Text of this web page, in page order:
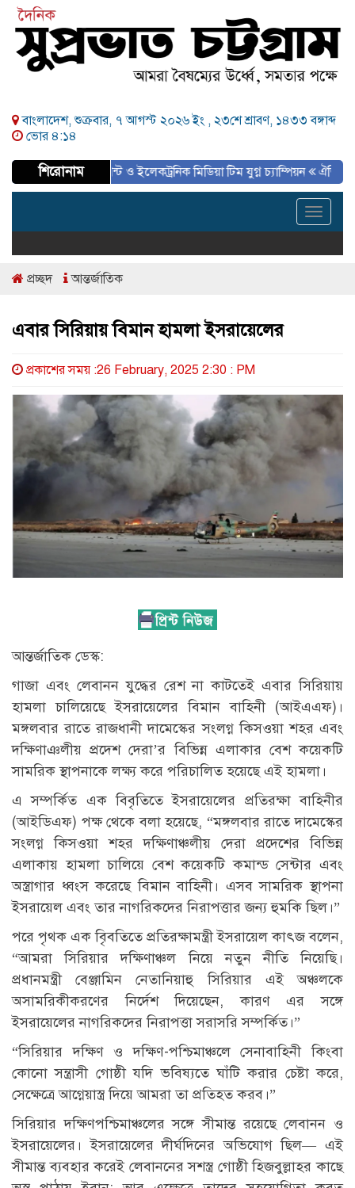
বাংলাদেশ, শুক্রবার, ৭ আগস্ট ২০২৬ ইং , ২৩শে শ্রাবণ, ১৪৩৩ বঙ্গাব্দ
ভোর ৪:১৪
শিরোনাম
সমাপ্ত, প্রিন্ট ও ইলেকট্রনিক মিডিয়া টিম যুগ্ন চ্যাম্পিয়ন ঐতিহাসিক ৫ই
Toggle
প্রচ্ছদ আন্তর্জাতিক
এবার সিরিয়ায় বিমান হামলা ইসরায়েলের
প্রকাশের সময় :26 February, 2025 2:30 : PM
আন্তর্জাতিক ডেস্ক:
গাজা এবং লেবানন যুদ্ধের রেশ না কাটতেই এবার সিরিয়ায়
হামলা চালিয়েছে ইসরায়েলের বিমান বাহিনী (আইএএফ)।
মঙ্গলবার রাতে রাজধানী দামেস্কের সংলগ্ন কিসওয়া শহর এবং
দক্ষিণাঞলীয় প্রদেশ দেরা’র বিভিন্ন এলাকার বেশ কয়েকটি
সামরিক স্থাপনাকে লক্ষ্য করে পরিচালিত হয়েছে এই হামলা।
এ সম্পর্কিত এক বিবৃতিতে ইসরায়েলের প্রতিরক্ষা বাহিনীর
(আইডিএফ) পক্ষ থেকে বলা হয়েছে, “মঙ্গলবার রাতে দামেস্কের
সংলগ্ন কিসওয়া শহর দক্ষিণাঞ্চলীয় দেরা প্রদেশের বিভিন্ন
এলাকায় হামলা চালিয়ে বেশ কয়েকটি কমান্ড সেন্টার এবং
অস্ত্রাগার ধ্বংস করেছে বিমান বাহিনী। এসব সামরিক স্থাপনা
ইসরায়েল এবং তার নাগরিকদের নিরাপত্তার জন্য হুমকি ছিল।”
পরে পৃথক এক বিৃবতিতে প্রতিরক্ষামন্ত্রী ইসরায়েল কাৎজ বলেন,
“আমরা সিরিয়ার দক্ষিণাঞ্চল নিয়ে নতুন নীতি নিয়েছি।
প্রধানমন্ত্রী বেঞ্জামিন নেতানিয়াহু সিরিয়ার এই অঞ্চলকে
অসামরিকীকরণের নির্দেশ দিয়েছেন, কারণ এর সঙ্গে
ইসরায়েলের নাগরিকদের নিরাপত্তা সরাসরি সম্পর্কিত।”
“সিরিয়ার দক্ষিণ ও দক্ষিণ-পশ্চিমাঞ্চলে সেনাবাহিনী কিংবা
কোনো সন্ত্রাসী গোষ্ঠী যদি ভবিষ্যতে ঘাঁটি করার চেষ্টা করে,
সেক্ষেত্রে আগ্নেয়াস্ত্র দিয়ে আমরা তা প্রতিহত করব।”
সিরিয়ার দক্ষিণপশ্চিমাঞ্চলের সঙ্গে সীমান্ত রয়েছে লেবানন ও
ইসরায়েলের। ইসরায়েলের দীর্ঘদিনের অভিযোগ ছিল— এই
সীমান্ত ব্যবহার করেই লেবাননের সশস্ত্র গোষ্ঠী হিজবুল্লাহর কাছে